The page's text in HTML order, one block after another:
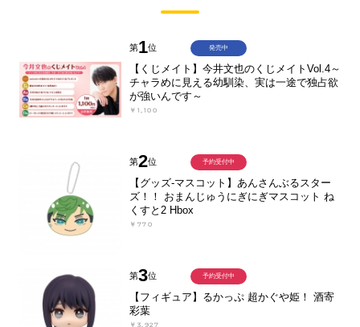
第1位
【くじメイト】今井文也のくじメイトVol.4～
チャラめに見える幼馴染、実は一途で独占欲
が強いんです～
￥1,100
発売中
第2位
【グッズ-マスコット】あんさんぶるスター
ズ！！ おまんじゅうにぎにぎマスコット ね
くすと2 Hbox
￥770
予約受付中
第3位
【フィギュア】るかっぷ 超かぐや姫！ 酒寄
彩葉
￥3,927
予約受付中